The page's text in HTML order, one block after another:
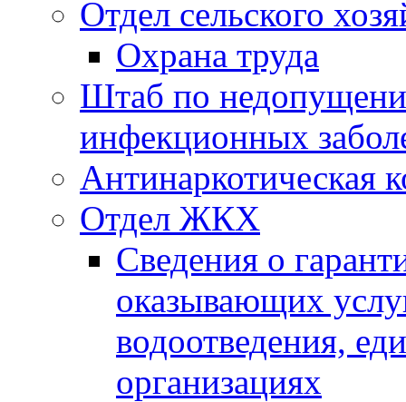
Отдел сельского
Охрана труда
Штаб по
инфекционных
Антинаркотическая
Отдел ЖКХ
Сведения о
оказывающих
водоотведения,
организациях